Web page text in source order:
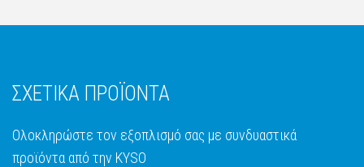
ΣΧΕΤΙΚΑ ΠΡΟΪΟΝΤΑ
Ολοκληρώστε τον εξοπλισμό σας με συνδυαστικά
προϊόντα από την KYSO